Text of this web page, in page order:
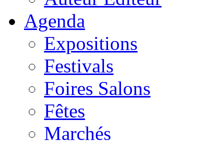
Agenda
Expositions
Festivals
Foires Salons
Fêtes
Marchés